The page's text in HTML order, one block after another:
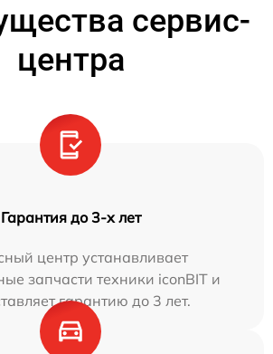
сервис-
центра
Гарантия до 3-х лет
центр устанавливает
запчасти техники iconBIT и
гарантию до 3 лет.